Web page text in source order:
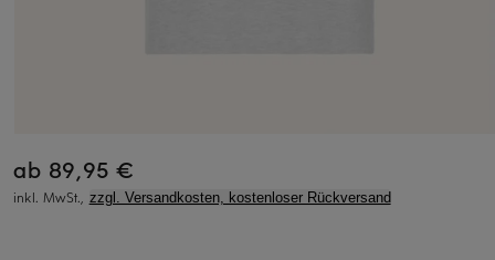
ab 89,95 €
inkl. MwSt., zzgl. Versandkosten, kostenloser Rückversand